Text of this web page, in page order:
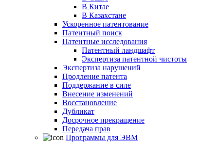
В Китае
В Казахстане
Ускоренное патентование
Патентный поиск
Патентные исследования
Патентный ландшафт
Экспертиза патентной чистоты
Экспертиза нарушений
Продление патента
Поддержание в силе
Внесение изменений
Восстановление
Дубликат
Досрочное прекращение
Передача прав
Программы для ЭВМ